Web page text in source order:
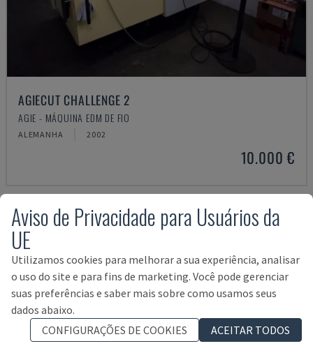
AGIECUT CHALLENGE 2
AGIE - MÁQUINA EDM DE FIO
ALEMANHA 2002
10.000 €
Aviso de Privacidade para Usuários da
UE
Utilizamos cookies para melhorar a sua experiência, analisar
o uso do site e para fins de marketing. Você pode gerenciar
suas preferências e saber mais sobre como usamos seus
dados abaixo.
CONFIGURAÇÕES DE COOKIES
ACEITAR TODOS